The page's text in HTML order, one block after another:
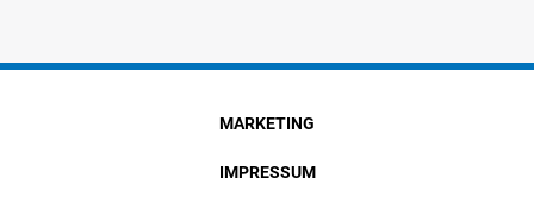
MARKETING
IMPRESSUM